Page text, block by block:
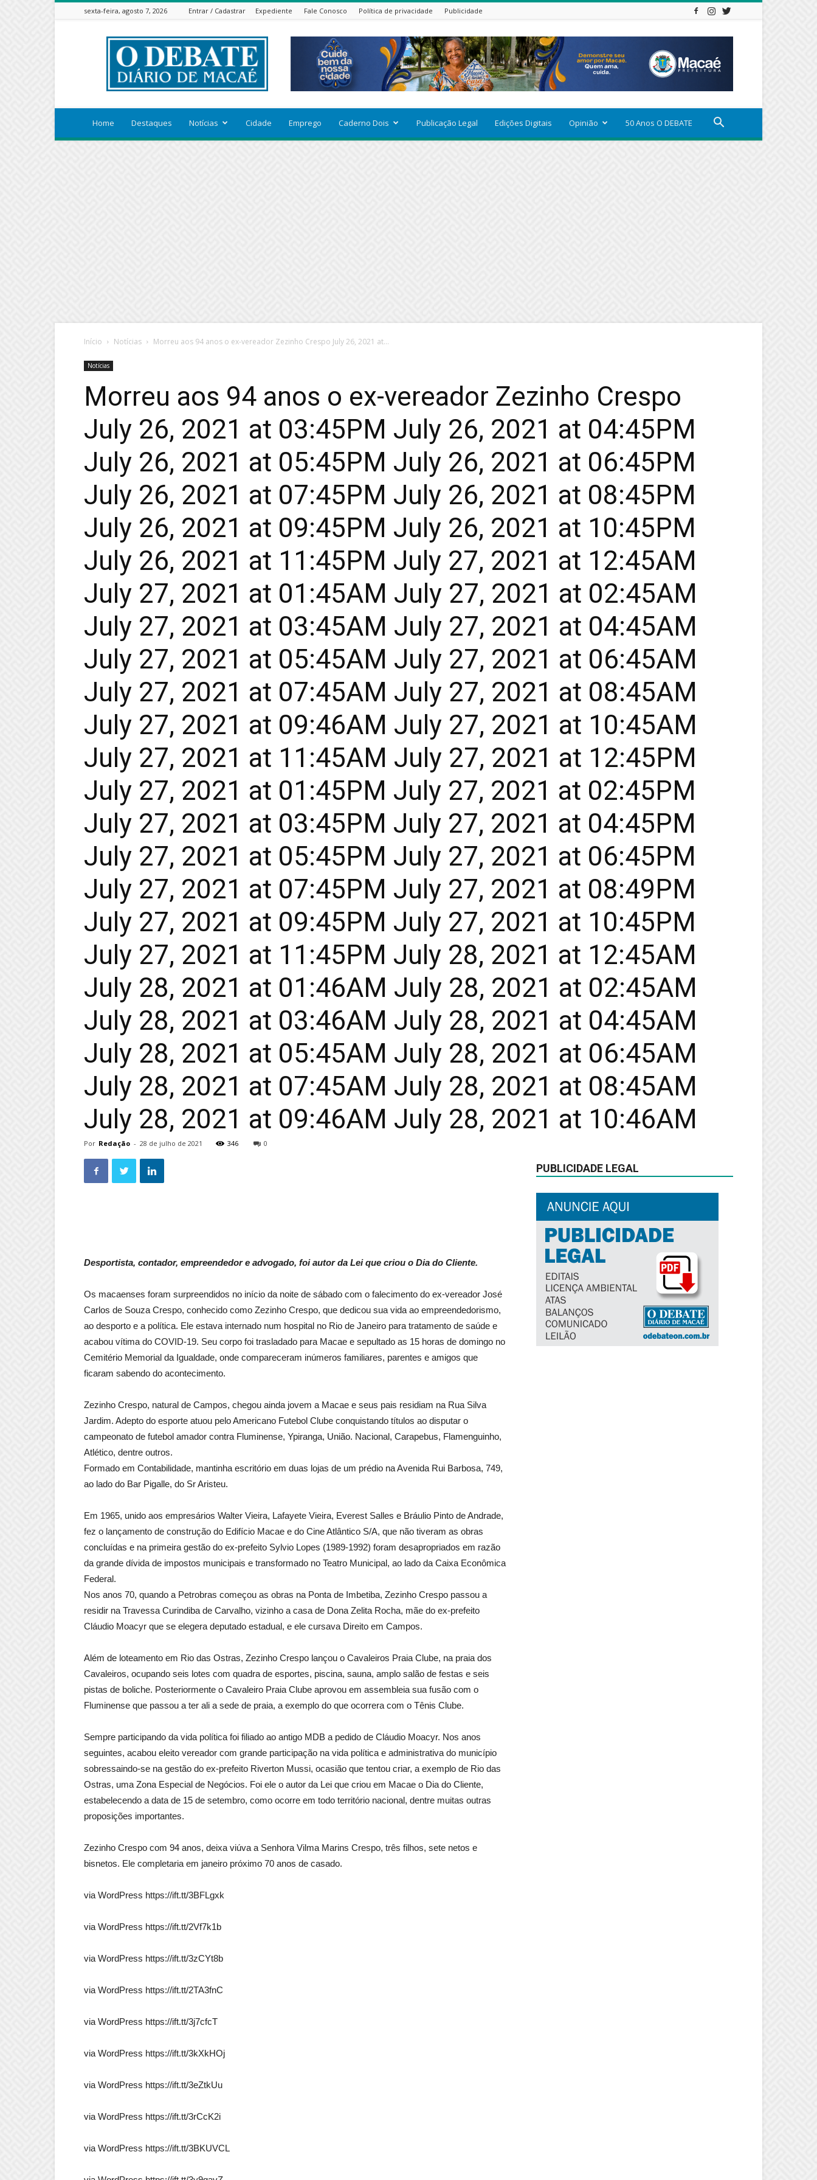
sexta-feira, agosto 7, 2026 Entrar / Cadastrar Expediente Fale Conosco Política de privacidade Publicidade
ODEBATEON
Home Destaques Notícias Cidade Emprego Caderno Dois Publicação Legal Edições Digitais Opinião 50 Anos O DEBATE
Início Notícias Morreu aos 94 anos o ex-vereador Zezinho Crespo July 26, 2021 at...
Notícias
Morreu aos 94 anos o ex-vereador Zezinho Crespo
July 26, 2021 at 03:45PM July 26, 2021 at 04:45PM
July 26, 2021 at 05:45PM July 26, 2021 at 06:45PM
July 26, 2021 at 07:45PM July 26, 2021 at 08:45PM
July 26, 2021 at 09:45PM July 26, 2021 at 10:45PM
July 26, 2021 at 11:45PM July 27, 2021 at 12:45AM
July 27, 2021 at 01:45AM July 27, 2021 at 02:45AM
July 27, 2021 at 03:45AM July 27, 2021 at 04:45AM
July 27, 2021 at 05:45AM July 27, 2021 at 06:45AM
July 27, 2021 at 07:45AM July 27, 2021 at 08:45AM
July 27, 2021 at 09:46AM July 27, 2021 at 10:45AM
July 27, 2021 at 11:45AM July 27, 2021 at 12:45PM
July 27, 2021 at 01:45PM July 27, 2021 at 02:45PM
July 27, 2021 at 03:45PM July 27, 2021 at 04:45PM
July 27, 2021 at 05:45PM July 27, 2021 at 06:45PM
July 27, 2021 at 07:45PM July 27, 2021 at 08:49PM
July 27, 2021 at 09:45PM July 27, 2021 at 10:45PM
July 27, 2021 at 11:45PM July 28, 2021 at 12:45AM
July 28, 2021 at 01:46AM July 28, 2021 at 02:45AM
July 28, 2021 at 03:46AM July 28, 2021 at 04:45AM
July 28, 2021 at 05:45AM July 28, 2021 at 06:45AM
July 28, 2021 at 07:45AM July 28, 2021 at 08:45AM
July 28, 2021 at 09:46AM July 28, 2021 at 10:46AM
Por Redação - 28 de julho de 2021 346 0
Desportista, contador, empreendedor e advogado, foi autor da Lei que criou o Dia do Cliente.
Os macaenses foram surpreendidos no início da noite de sábado com o falecimento do ex-vereador José
Carlos de Souza Crespo, conhecido como Zezinho Crespo, que dedicou sua vida ao empreendedorismo,
ao desporto e a política. Ele estava internado num hospital no Rio de Janeiro para tratamento de saúde e
acabou vítima do COVID-19. Seu corpo foi trasladado para Macae e sepultado as 15 horas de domingo no
Cemitério Memorial da Igualdade, onde compareceram inúmeros familiares, parentes e amigos que
ficaram sabendo do acontecimento.
Zezinho Crespo, natural de Campos, chegou ainda jovem a Macae e seus pais residiam na Rua Silva
Jardim. Adepto do esporte atuou pelo Americano Futebol Clube conquistando títulos ao disputar o
campeonato de futebol amador contra Fluminense, Ypiranga, União. Nacional, Carapebus, Flamenguinho,
Atlético, dentre outros.
Formado em Contabilidade, mantinha escritório em duas lojas de um prédio na Avenida Rui Barbosa, 749,
ao lado do Bar Pigalle, do Sr Aristeu.
Em 1965, unido aos empresários Walter Vieira, Lafayete Vieira, Everest Salles e Bráulio Pinto de Andrade,
fez o lançamento de construção do Edifício Macae e do Cine Atlântico S/A, que não tiveram as obras
concluídas e na primeira gestão do ex-prefeito Sylvio Lopes (1989-1992) foram desapropriados em razão
da grande dívida de impostos municipais e transformado no Teatro Municipal, ao lado da Caixa Econômica
Federal.
Nos anos 70, quando a Petrobras começou as obras na Ponta de Imbetiba, Zezinho Crespo passou a
residir na Travessa Curindiba de Carvalho, vizinho a casa de Dona Zelita Rocha, mãe do ex-prefeito
Cláudio Moacyr que se elegera deputado estadual, e ele cursava Direito em Campos.
Além de loteamento em Rio das Ostras, Zezinho Crespo lançou o Cavaleiros Praia Clube, na praia dos
Cavaleiros, ocupando seis lotes com quadra de esportes, piscina, sauna, amplo salão de festas e seis
pistas de boliche. Posteriormente o Cavaleiro Praia Clube aprovou em assembleia sua fusão com o
Fluminense que passou a ter ali a sede de praia, a exemplo do que ocorrera com o Tênis Clube.
Sempre participando da vida política foi filiado ao antigo MDB a pedido de Cláudio Moacyr. Nos anos
seguintes, acabou eleito vereador com grande participação na vida política e administrativa do município
sobressaindo-se na gestão do ex-prefeito Riverton Mussi, ocasião que tentou criar, a exemplo de Rio das
Ostras, uma Zona Especial de Negócios. Foi ele o autor da Lei que criou em Macae o Dia do Cliente,
estabelecendo a data de 15 de setembro, como ocorre em todo território nacional, dentre muitas outras
proposições importantes.
Zezinho Crespo com 94 anos, deixa viúva a Senhora Vilma Marins Crespo, três filhos, sete netos e
bisnetos. Ele completaria em janeiro próximo 70 anos de casado.
via WordPress https://ift.tt/3BFLgxk
via WordPress https://ift.tt/2Vf7k1b
via WordPress https://ift.tt/3zCYt8b
via WordPress https://ift.tt/2TA3fnC
via WordPress https://ift.tt/3j7cfcT
via WordPress https://ift.tt/3kXkHOj
via WordPress https://ift.tt/3eZtkUu
via WordPress https://ift.tt/3rCcK2i
via WordPress https://ift.tt/3BKUVCL
PUBLICIDADE LEGAL